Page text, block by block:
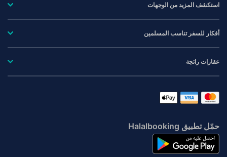
استكشف المزيد من الوجهات
أفكار للسفر تناسب المسلمين
عقارات رائجة
حمّل تطبيق Halalbooking